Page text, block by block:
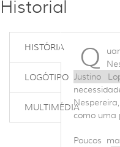
Historial
HISTÓRIA
LOGÓTIPO
MULTIMÉDIA
Q
Justino
como uma
Poucos